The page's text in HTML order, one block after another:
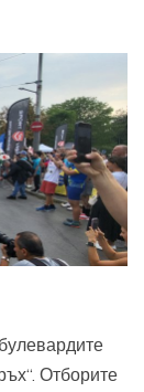
Отборите